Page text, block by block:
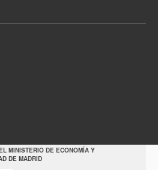
MINISTERIO DE ECONOMÍA Y
DE MADRID